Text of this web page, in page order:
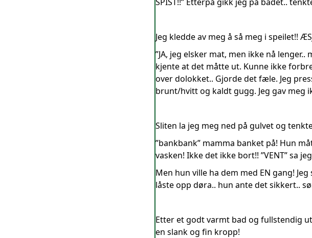
Jeg kledde av meg å så meg i speilet!!
”JA, jeg elsker mat, men ikke nå
kjente at det måtte ut. Kunne ikke
over dolokket.. Gjorde det fæle. Jeg
brunt/hvitt og kaldt gugg. Jeg gav meg
Sliten la jeg meg ned på gulvet og
”bankbank” mamma banket på! Hun
vasken! Ikke det ikke bort!! ”VENT” sa
Men hun ville ha dem med EN gang!
låste opp døra.. hun ante det sikkert..
Etter et godt varmt bad og fullstendig
en slank og fin kropp!